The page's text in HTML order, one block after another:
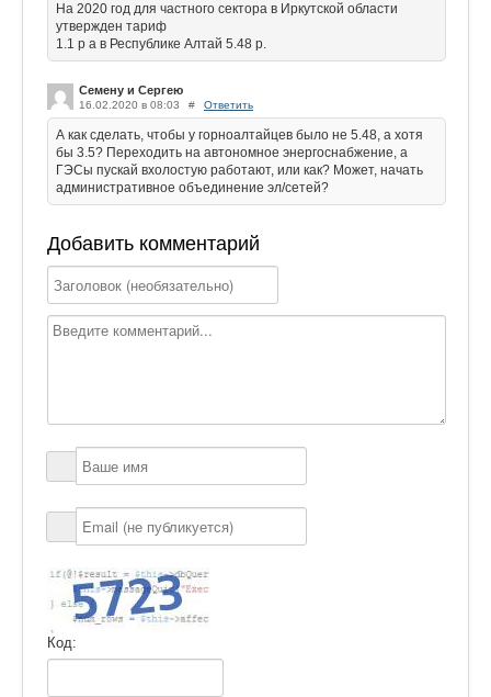
На 2020 год для частного сектора в Иркутской области
утвержден тариф
1.1 р а в Республике Алтай 5.48 р.
Семену и Сергею
16.02.2020 в 08:03 # Ответить
А как сделать, чтобы у горноалтайцев было не 5.48, а хотя
бы 3.5? Переходить на автономное энергоснабжение, а
ГЭСы пускай вхолостую работают, или как? Может, начать
административное объединение эл/сетей?
Добавить комментарий
Код: